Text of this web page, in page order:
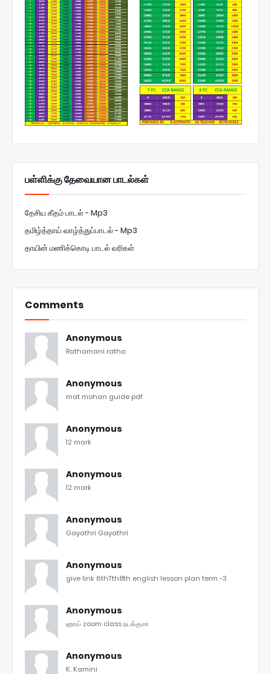
பள்ளிக்கு தேவையான பாடல்கள்
தேசிய கீதம் பாடல் - Mp3
தமிழ்த்தாய் வாழ்த்துப்பாடல் - Mp3
தாயின் மணிக்கொடி பாடல் வரிகள்
Comments
Anonymous
Rathamani ratha
Anonymous
mat mohan guide pdf
Anonymous
12 mark
Anonymous
12 mark
Anonymous
Gayathri Gayathri
Anonymous
give link 6th7th8th english lesson plan term -3
Anonymous
ஹாய் zoom class நடக்குமா
Anonymous
K. Kamini